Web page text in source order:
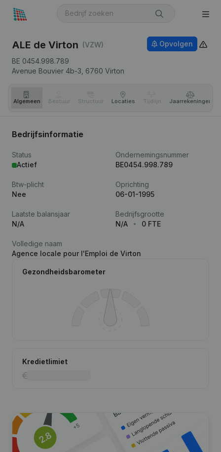
ALE de Virton (VZW)
BE 0454.998.789
Avenue Bouvier 4b-3, 6760 Virton
Opvolgen
Algemeen Bestuur Structuur Locaties Tijdlijn Jaar­rekeningen
Bedrijfsinformatie
Status
Actief
Ondernemingsnummer
BE0454.998.789
Btw-plicht
Nee
Oprichting
06-01-1995
Laatste balansjaar
N/A
Bedrijfsgrootte
N/A
0 FTE
Volledige naam
Agence locale pour l'Emploi de Virton
Gezondheidsbarometer
Kredietlimiet